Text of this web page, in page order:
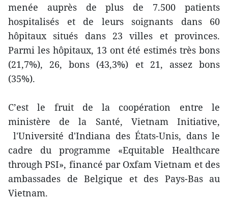
menée auprès de plus de 7.500 patients
hospitalisés et de leurs soignants dans 60
hôpitaux situés dans 23 villes et provinces.
Parmi les hôpitaux, 13 ont été estimés très bons
(21,7%), 26, bons (43,3%) et 21, assez bons
(35%).
C’est le fruit de la coopération entre le
ministère de la Santé, Vietnam Initiative,
l'Université d'Indiana des États-Unis, dans le
cadre du programme «Equitable Healthcare
through PSI», financé par Oxfam Vietnam et des
ambassades de Belgique et des Pays-Bas au
Vietnam.